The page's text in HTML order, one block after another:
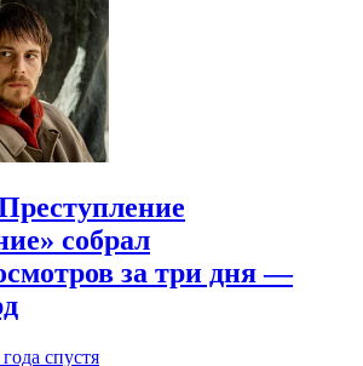
собрал
за три дня —
года спустя